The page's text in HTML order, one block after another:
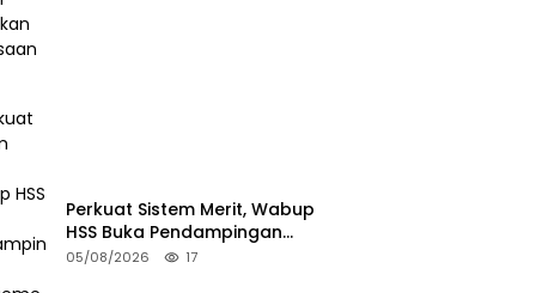
Perkuat Sistem Merit, Wabup
HSS Buka Pendampingan
Manajemen Talenta ASN
05/08/2026 17